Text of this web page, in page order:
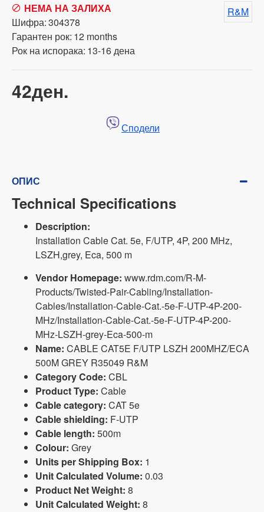
42ден.
НЕМА НА ЗАЛИХА
Шифра:304378
Гарантен рок: 12 months
Рок на испорака: 13-16 дена
R&M
Сподели
ОПИС
Technical Specifications
Description:
Installation Cable Cat. 5e, F/UTP, 4P, 200 MHz,
LSZH,grey, Eca, 500 m
Vendor Homepage: www.rdm.com/R-M-
Products/Twisted-Pair-Cabling/Installation-
Cables/Installation-Cable-Cat.-5e-F-UTP-4P-200-
MHz/Installation-Cable-Cat.-5e-F-UTP-4P-200-
MHz-LSZH-grey-Eca-500-m
Name: CABLE CAT5E F/UTP LSZH 200MHZ/ECA
500M GREY R35049 R&M
Category Code: CBL
Product Type: Cable
Cable category: CAT 5e
Cable shielding: F-UTP
Cable length: 500m
Colour: Grey
Units per Shipping Box: 1
Unit Calculated Volume: 0.03
Product Net Weight: 8
Unit Calculated Weight: 8